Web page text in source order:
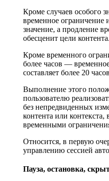
Кроме случаев особого
временное ограничение
значение, а продление
обесценит цели контента.
Кроме временного
более часов —
составляет более 20
Выполнение этого
пользователю
без непредвиденных
контента или
временными
Относится, в первую
управлению сессией
Пауза, остановка,